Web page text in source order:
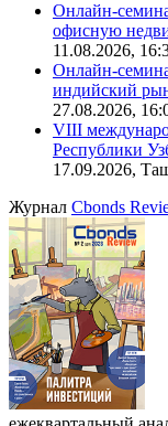
Онлайн-
офисную
11.08.2026,
Онлайн-
индийский
27.08.2026,
VIII
Республики
17.09.2026,
Журнал Cbonds